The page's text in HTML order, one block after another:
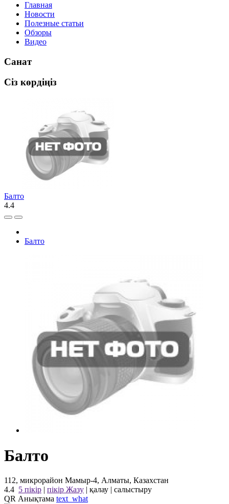
Главная
Новости
Полезные статьи
Обзоры
Видео
Санат
Сіз көрдіңіз
Балто
4.4
Балто
Балто
112, микрорайон Мамыр-4, Алматы, Казахстан
4.4 5 пікір | пікір Жазу | қалау | салыстыру
QR Анықтама text_what